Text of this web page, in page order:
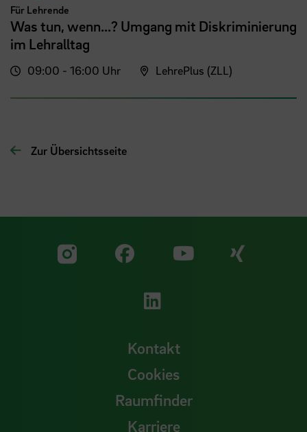
Für Lehrende
Was tun, wenn...? Umgang mit Diskriminierung
im Lehralltag
09:00 - 16:00 Uhr LehrePlus (ZLL)
Zur Übersichtsseite
Zu unserer Facebook
Zu
Zu unserer
Kontakt
Cookies
Raumfinder
Karriere